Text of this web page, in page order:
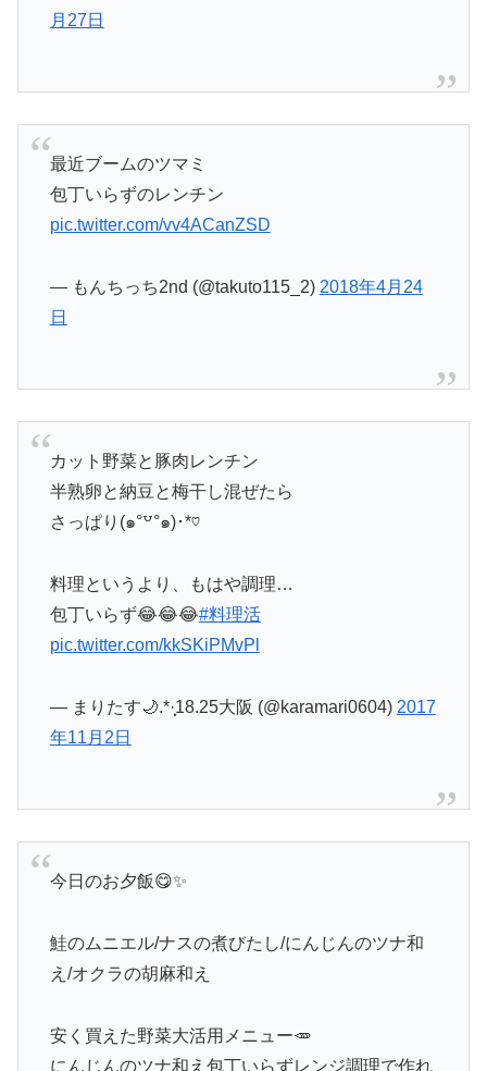
月27日
最近ブームのツマミ
包丁いらずのレンチン
pic.twitter.com/vv4ACanZSD
— もんちっち2nd (@takuto115_2) 2018年4月24
日
カット野菜と豚肉レンチン
半熟卵と納豆と梅干し混ぜたら
さっぱり(๑°꒵°๑)･*♡
料理というより、もはや調理…
包丁いらず😂😂😂#料理活
pic.twitter.com/kkSKiPMvPl
— まりたす🌙.*·̩͙18.25大阪 (@karamari0604) 2017
年11月2日
今日のお夕飯😋✨
鮭のムニエル/ナスの煮びたし/にんじんのツナ和
え/オクラの胡麻和え
安く買えた野菜大活用メニュー🥕
にんじんのツナ和え包丁いらずレンジ調理で作れ